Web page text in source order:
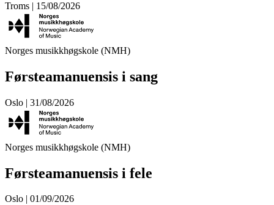
Troms | 15/08/2026
Norges musikkhøgskole (NMH)
Førsteamanuensis i sang
Oslo | 31/08/2026
Norges musikkhøgskole (NMH)
Førsteamanuensis i fele
Oslo | 01/09/2026